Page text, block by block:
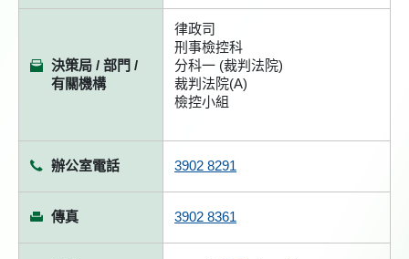
決策局 / 部門 /
有關機構
律政司
刑事檢控科
分科一 (裁判法院)
裁判法院(A)
檢控小組
辦公室電話 3902 8291
傳真 3902 8361